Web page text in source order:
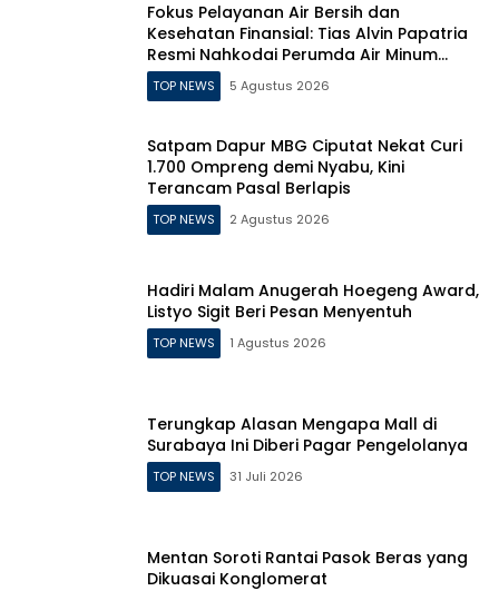
Fokus Pelayanan Air Bersih dan
Kesehatan Finansial: Tias Alvin Papatria
Resmi Nahkodai Perumda Air Minum
Surabaya
TOP NEWS 5 Agustus 2026
Satpam Dapur MBG Ciputat Nekat Curi
1.700 Ompreng demi Nyabu, Kini
Terancam Pasal Berlapis
TOP NEWS 2 Agustus 2026
Hadiri Malam Anugerah Hoegeng Award,
Listyo Sigit Beri Pesan Menyentuh
TOP NEWS 1 Agustus 2026
Terungkap Alasan Mengapa Mall di
Surabaya Ini Diberi Pagar Pengelolanya
TOP NEWS 31 Juli 2026
Mentan Soroti Rantai Pasok Beras yang
Dikuasai Konglomerat